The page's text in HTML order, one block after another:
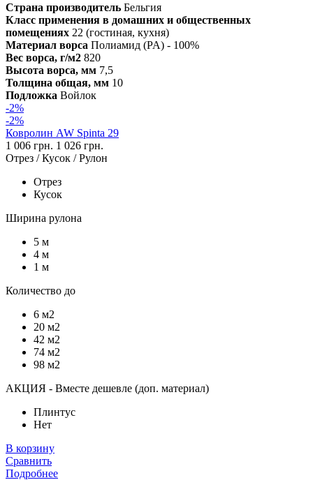
Страна производитель Бельгия
Класс применения в домашних и общественных
помещениях 22 (гостиная, кухня)
Материал ворса Полиамид (PA) - 100%
Вес ворса, г/м2 820
Высота ворса, мм 7,5
Толщина общая, мм 10
Подложка Войлок
-2%
-2%
Ковролин AW Spinta 29
1 006 грн. 1 026 грн.
Отрез / Кусок / Рулон
Отрез
Кусок
Ширина рулона
5 м
4 м
1 м
Количество до
6 м2
20 м2
42 м2
74 м2
98 м2
АКЦИЯ - Вместе дешевле (доп. материал)
Плинтус
Нет
В корзину
Сравнить
Подробнее